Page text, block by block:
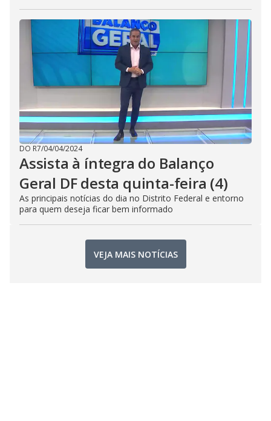
DO R7/04/04/2024
Assista à íntegra do Balanço
Geral DF desta quinta-feira (4)
As principais notícias do dia no Distrito Federal e entorno
para quem deseja ficar bem informado
VEJA MAIS NOTÍCIAS